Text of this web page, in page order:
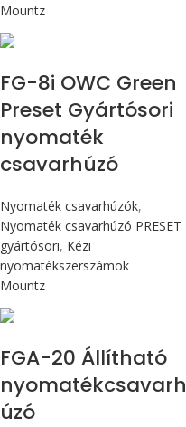
Mountz
FG-8i OWC Green
Preset Gyártósori
nyomaték
csavarhúzó
Nyomaték csavarhúzók,
Nyomaték csavarhúzó PRESET
gyártósori, Kézi
nyomatékszerszámok
Mountz
FGA-20 Állítható
nyomatékcsavarh
úzó